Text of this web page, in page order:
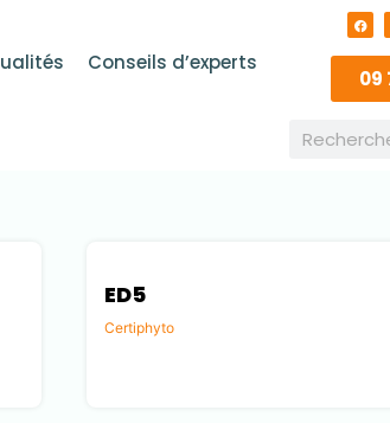
Conseils d’experts
09
ED5
Certiphyto